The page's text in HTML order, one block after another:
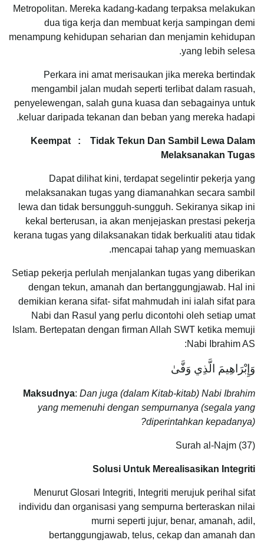
Metropolitan. Mereka kadang-kadang terpaksa melakukan
dua tiga kerja dan membuat kerja sampingan demi
menampung kehidupan seharian dan menjamin kehidupan
yang lebih selesa.
Perkara ini amat merisaukan jika mereka bertindak
mengambil jalan mudah seperti terlibat dalam rasuah,
penyelewengan, salah guna kuasa dan sebagainya untuk
keluar daripada tekanan dan beban yang mereka hadapi.
Keempat : Tidak Tekun Dan Sambil Lewa Dalam
Melaksanakan Tugas
Dapat dilihat kini, terdapat segelintir pekerja yang
melaksanakan tugas yang diamanahkan secara sambil
lewa dan tidak bersungguh-sungguh. Sekiranya sikap ini
kekal berterusan, ia akan menjejaskan prestasi pekerja
kerana tugas yang dilaksanakan tidak berkualiti atau tidak
mencapai tahap yang memuaskan.
Setiap pekerja perlulah menjalankan tugas yang diberikan
dengan tekun, amanah dan bertanggungjawab. Hal ini
demikian kerana sifat- sifat mahmudah ini ialah sifat para
Nabi dan Rasul yang perlu dicontohi oleh setiap umat
Islam. Bertepatan dengan firman Allah SWT ketika memuji
Nabi Ibrahim AS:
وَإِبْرَاهِيمَ الَّذِي وَفَّىٰ
Maksudnya: Dan juga (dalam Kitab-kitab) Nabi Ibrahim
yang memenuhi dengan sempurnanya (segala yang
diperintahkan kepadanya)?
Surah al-Najm (37)
Solusi Untuk Merealisasikan Integriti
Menurut Glosari Integriti, Integriti merujuk perihal sifat
individu dan organisasi yang sempurna berteraskan nilai
murni seperti jujur, benar, amanah, adil,
bertanggungjawab, telus, cekap dan amanah dan